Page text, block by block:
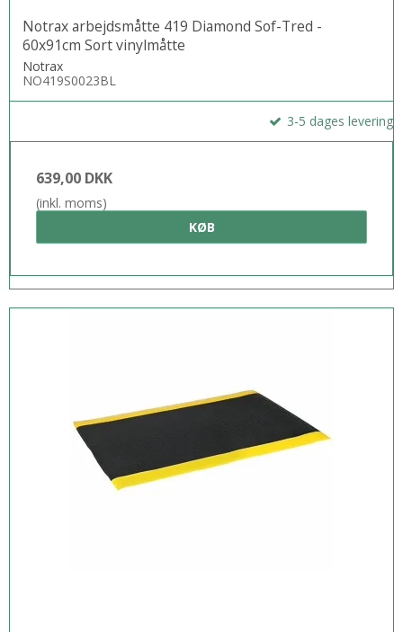
Notrax arbejdsmåtte 419 Diamond Sof-Tred -
60x91cm Sort vinylmåtte
Notrax
NO419S0023BL
3-5 dages levering
639,00 DKK
(inkl. moms)
KØB